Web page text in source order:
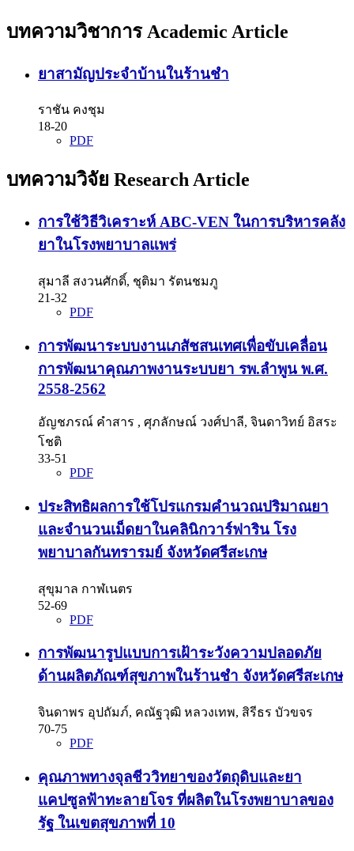
บทความวิชาการ Academic Article
ยาสามัญประจำบ้านในร้านชำ
ราชัน คงชุม
18-20
PDF
บทความวิจัย Research Article
การใช้วิธีวิเคราะห์ ABC-VEN ในการบริหารคลัง
ยาในโรงพยาบาลแพร่
สุมาลี สงวนศักดิ์, ชุติมา รัตนชมภู
21-32
PDF
การพัฒนาระบบงานเภสัชสนเทศเพื่อขับเคลื่อน
การพัฒนาคุณภาพงานระบบยา รพ.ลำพูน พ.ศ.
2558-2562
อัญชภรณ์ คำสาร , ศุภลักษณ์ วงศ์ปาลี, จินดาวิทย์ อิสระ
โชติ
33-51
PDF
ประสิทธิผลการใช้โปรแกรมคำนวณปริมาณยา
และจำนวนเม็ดยาในคลินิกวาร์ฟาริน โรง
พยาบาลกันทรารมย์ จังหวัดศรีสะเกษ
สุขุมาล กาฬเนตร
52-69
PDF
การพัฒนารูปแบบการเฝ้าระวังความปลอดภัย
ด้านผลิตภัณฑ์สุขภาพในร้านชำ จังหวัดศรีสะเกษ
จินดาพร อุปถัมภ์, คณัฐวุฒิ หลวงเทพ, สิรีธร บัวขจร
70-75
PDF
คุณภาพทางจุลชีววิทยาของวัตถุดิบและยา
แคปซูลฟ้าทะลายโจร ที่ผลิตในโรงพยาบาลของ
รัฐ ในเขตสุขภาพที่ 10